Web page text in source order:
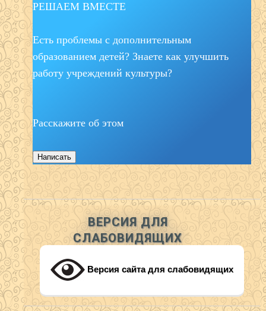
РЕШАЕМ ВМЕСТЕ
Есть проблемы с дополнительным
образованием детей? Знаете как улучшить
работу учреждений культуры?
Расскажите об этом
Написать
ВЕРСИЯ ДЛЯ
СЛАБОВИДЯЩИХ
Версия сайта для слабовидящих